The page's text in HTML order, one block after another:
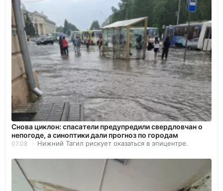
Снова циклон: спасатели предупредили свердловчан о
непогоде, а синоптики дали прогноз по городам
07.08 Нижний Тагил рискует оказаться в эпицентре.